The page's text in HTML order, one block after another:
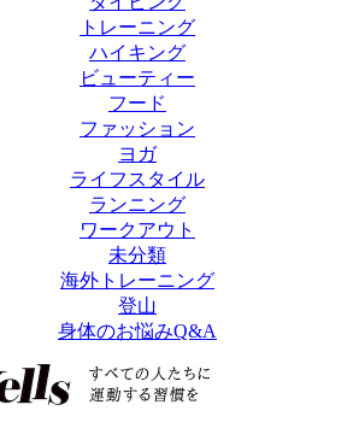
トレーニング
ハイキング
ビューティー
フード
ファッション
ヨガ
ライフスタイル
ランニング
ワークアウト
未分類
海外トレーニング
登山
身体のお悩みQ&A